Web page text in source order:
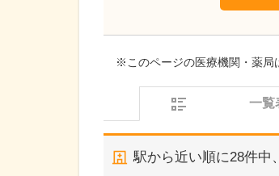
※このページの医療機関・薬局
一覧
駅から近い順に28件中、